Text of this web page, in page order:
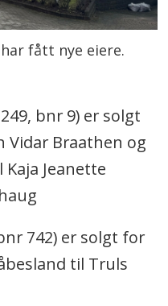
har fått nye eiere.
bnr 9) er solgt
Vidar Braathen og
Jeanette
742) er solgt for
til Truls